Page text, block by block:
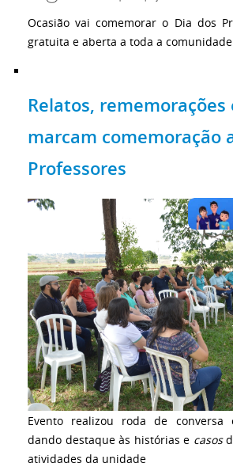
Ocasião vai comemorar o Dia dos
gratuita e aberta a toda a
Relatos, rememorações
marcam comemoração
Professores
Evento realizou roda de conversa
dando destaque às histórias e casos
atividades da unidade